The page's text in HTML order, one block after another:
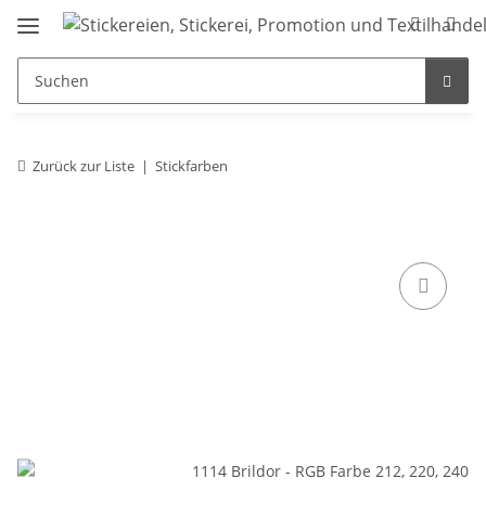
Zurück zur Liste Stickfarben